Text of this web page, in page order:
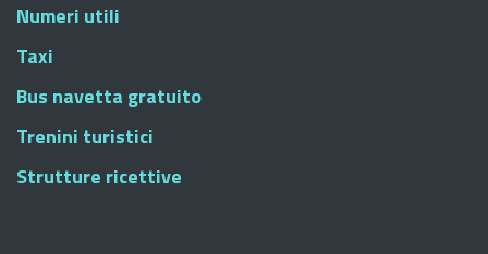
Numeri utili
Taxi
Bus navetta gratuito
Trenini turistici
Strutture ricettive